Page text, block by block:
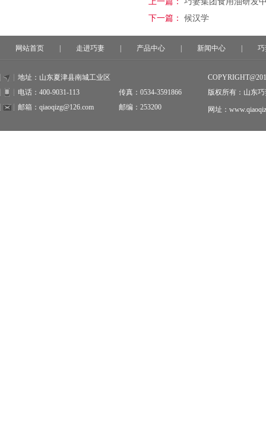
下一篇： 候汉学
网站首页 走进巧妻 产品中心 新闻中心
地址：山东夏津县南城工业区
电话：400-9031-113
传真：0534-3591866
邮箱：qiaoqizg@126.com
邮编：253200
版权所有：山东
网址：